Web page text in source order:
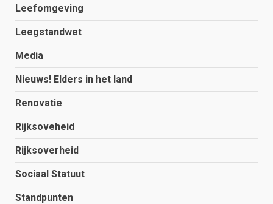
Leefomgeving
Leegstandwet
Media
Nieuws! Elders in het land
Renovatie
Rijksoveheid
Rijksoverheid
Sociaal Statuut
Standpunten